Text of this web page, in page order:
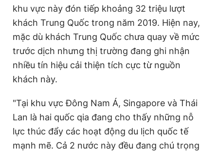
khu vực này đón tiếp khoảng 32 triệu lượt
khách Trung Quốc trong năm 2019. Hiện nay,
mặc dù khách Trung Quốc chưa quay về mức
trước dịch nhưng thị trường đang ghi nhận
nhiều tín hiệu cải thiện tích cực từ nguồn
khách này.
"Tại khu vực Đông Nam Á, Singapore và Thái
Lan là hai quốc qia đang cho thấy những nỗ
lực thúc đẩy các hoạt động du lịch quốc tế
mạnh mẽ. Cả 2 nước này đều đang chú trọng